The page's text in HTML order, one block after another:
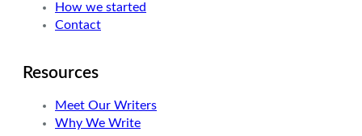
How we started
Contact
Resources
Meet Our Writers
Why We Write